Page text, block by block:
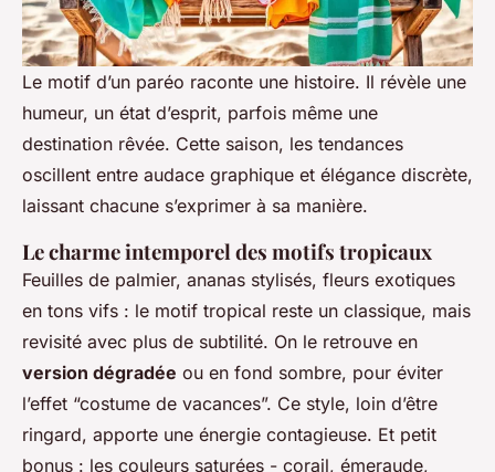
Le motif d’un paréo raconte une histoire. Il révèle une
humeur, un état d’esprit, parfois même une
destination rêvée. Cette saison, les tendances
oscillent entre audace graphique et élégance discrète,
laissant chacune s’exprimer à sa manière.
Le charme intemporel des motifs tropicaux
Feuilles de palmier, ananas stylisés, fleurs exotiques
en tons vifs : le motif tropical reste un classique, mais
revisité avec plus de subtilité. On le retrouve en
version dégradée ou en fond sombre, pour éviter
l’effet “costume de vacances”. Ce style, loin d’être
ringard, apporte une énergie contagieuse. Et petit
bonus : les couleurs saturées - corail, émeraude,